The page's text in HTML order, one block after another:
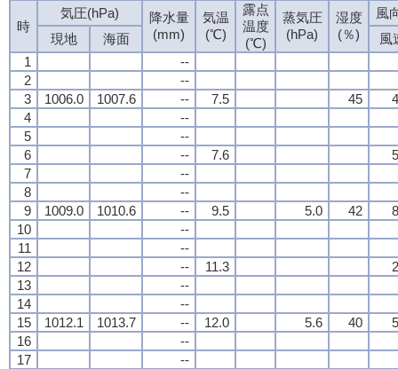
時
気圧(hPa)
降水量
(mm)
気温
(℃)
露点
温度
(℃)
蒸気圧
(hPa)
湿度
(％)
風
現地
海面
風
1
--
2
--
3
1006.0 1007.6 -- 7.5 45
4
--
5
--
6
-- 7.6
7
--
8
--
9
1009.0 1010.6 -- 9.5 5.0 42
10
--
11
--
12
-- 11.3
13
--
14
--
15
1012.1 1013.7 -- 12.0 5.6 40
16
--
17
--